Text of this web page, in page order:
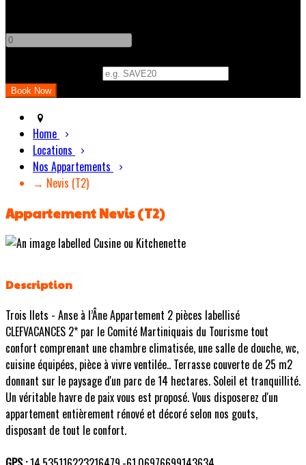
Home
Locations
Nos Appartements
→ Nevis (T2)
Appartement Nevis (T2)
Description
Trois Ilets - Anse à l’Âne Appartement 2 pièces labellisé
CLEFVACANCES 2* par le Comité Martiniquais du Tourisme tout
confort comprenant une chambre climatisée, une salle de douche, wc,
cuisine équipées, pièce à vivre ventilée.. Terrasse couverte de 25 m2
donnant sur le paysage d'un parc de 14 hectares. Soleil et tranquillité.
Un véritable havre de paix vous est proposé. Vous disposerez d'un
appartement entièrement rénové et décoré selon nos gouts,
disposant de tout le confort.